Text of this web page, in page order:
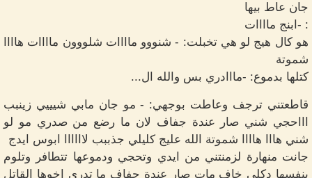
جان عاط بيها
: -ابنج ماااات
هو كال هيج لو هي تخبلت: - شنووو ماااات شلووون ماااات هاااا
شموتة
كتلها بدموع: -مااادري بس والله ال...
قاطعتني ترجف وعاطت بوجهي: - مو جان مابي شيييي زينبب
اااحجي شني صار عندة جفاف لان ما رضع من صدري مو لو
شني هااا هاااا شموتة الله عليج كليلي جذببب لاااااا ابوس ايدج
جانت منهارة لزمنتني من ايدي وتحجي ودموعها تتطافر وتلوم
بنفسها دكلي خاف مات صار عندة جفاف ما تدري اخوها القاتل